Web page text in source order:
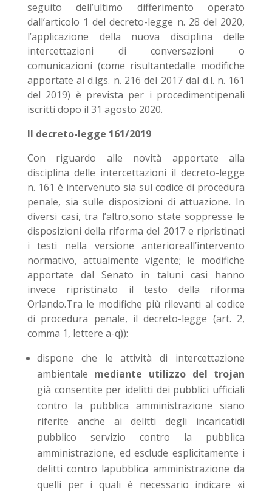
seguito dell’ultimo differimento operato
dall’articolo 1 del decreto-legge n. 28 del 2020,
l’applicazione della nuova disciplina delle
intercettazioni di conversazioni o
comunicazioni (come risultantedalle modifiche
apportate al d.lgs. n. 216 del 2017 dal d.l. n. 161
del 2019) è prevista per i procedimentipenali
iscritti dopo il 31 agosto 2020.
Il decreto-legge 161/2019
Con riguardo alle novità apportate alla
disciplina delle intercettazioni il decreto-legge
n. 161 è intervenuto sia sul codice di procedura
penale, sia sulle disposizioni di attuazione. In
diversi casi, tra l’altro,sono state soppresse le
disposizioni della riforma del 2017 e ripristinati
i testi nella versione anterioreall’intervento
normativo, attualmente vigente; le modifiche
apportate dal Senato in taluni casi hanno
invece ripristinato il testo della riforma
Orlando.Tra le modifiche più rilevanti al codice
di procedura penale, il decreto-legge (art. 2,
comma 1, lettere a-q)):
dispone che le attività di intercettazione
ambientale mediante utilizzo del trojan
già consentite per idelitti dei pubblici ufficiali
contro la pubblica amministrazione siano
riferite anche ai delitti degli incaricatidi
pubblico servizio contro la pubblica
amministrazione, ed esclude esplicitamente i
delitti contro lapubblica amministrazione da
quelli per i quali è necessario indicare «i